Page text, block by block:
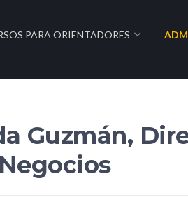
PARA ORIENTADORES
Guzmán,